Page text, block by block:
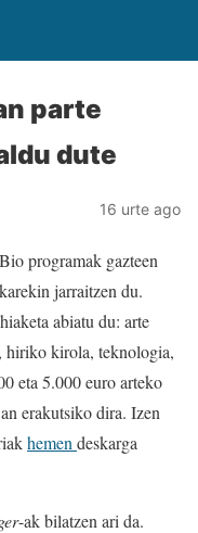
parte
dute
16 urte ago
programak gazteen
jarraitzen du.
abiatu du: arte
hiriko kirola, teknologia,
eta 5.000 euro arteko
erakutsiko dira. Izen
hemen deskarga
-ak bilatzen ari da.